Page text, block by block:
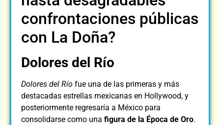
confrontaciones públicas
con La Doña?
Dolores del Río
Dolores del Río fue una de las primeras y más
destacadas estrellas mexicanas en Hollywood, y
posteriormente regresaría a México para
consolidarse como una figura de la Época de Oro.